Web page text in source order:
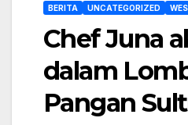
BERITA UNCATEGORIZED
Chef Juna
dalam
Pangan